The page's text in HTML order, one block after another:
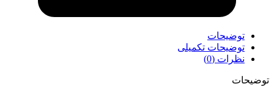
توضیحات
توضیحات تکمیلی
نظرات (0)
توضیحات